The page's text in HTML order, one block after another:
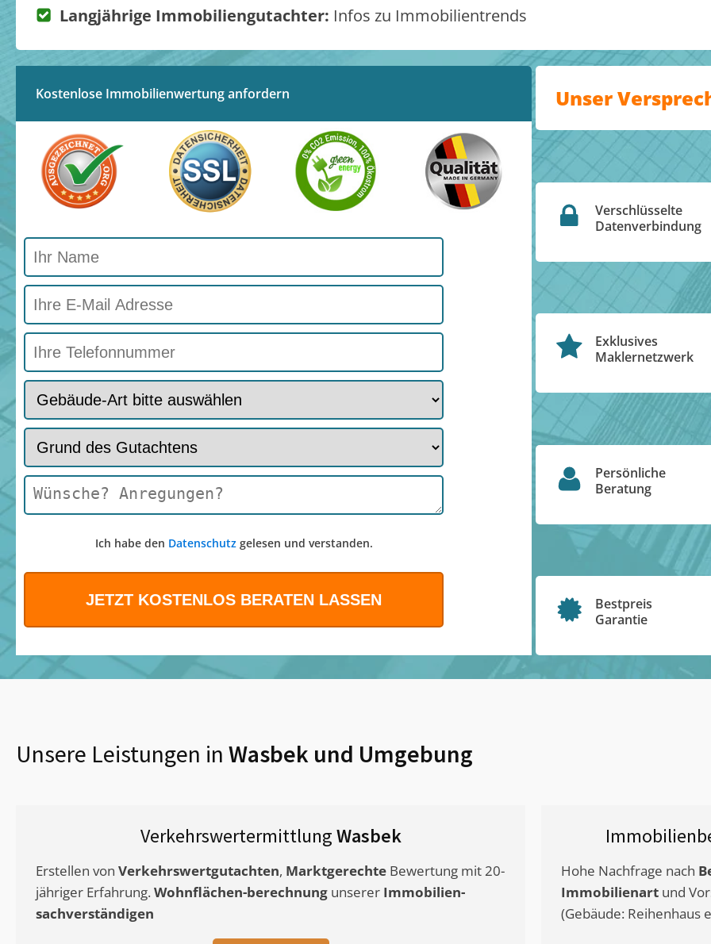
Langjährige Immobiliengutachter: Infos zu Immobilientrends
Kostenlose Immobilienwertung anfordern
Ich habe den Datenschutzgelesen und verstanden.
Unser
Verschlüsselte
Datenverbindung
Exklusives
Maklernetzwerk
Persönliche
Beratung
Bestpreis
Garantie
Unsere Leistungen in Wasbek und Umgebung
VerkehrswertermittlungWasbek
Erstellen von Verkehrswertgutachten, Marktgerechte Bewertung mit 20-
jähriger Erfahrung. Wohnflächen-berechnung unserer Immobilien-
sachverständigen
Hohe Nachfrage nach
Immobilienart und
(Gebäude: Reihenhaus